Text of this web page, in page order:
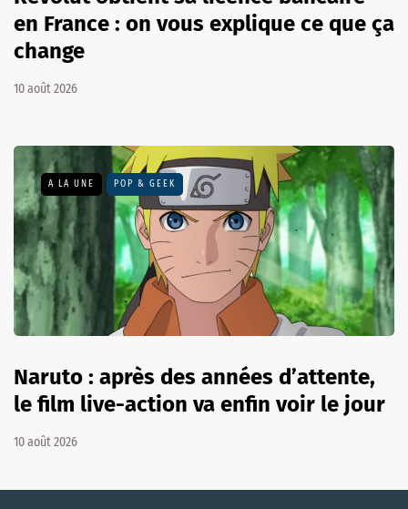
en France : on vous explique ce que ça
change
10 août 2026
A LA UNE POP & GEEK
Naruto : après des années d’attente,
le film live-action va enfin voir le jour
10 août 2026